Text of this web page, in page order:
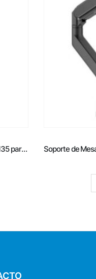
Soporte de Mesa Giratorio/ Inclinable Aisens DT57TSR-307 para TV de 24-57’/ hasta 27kg